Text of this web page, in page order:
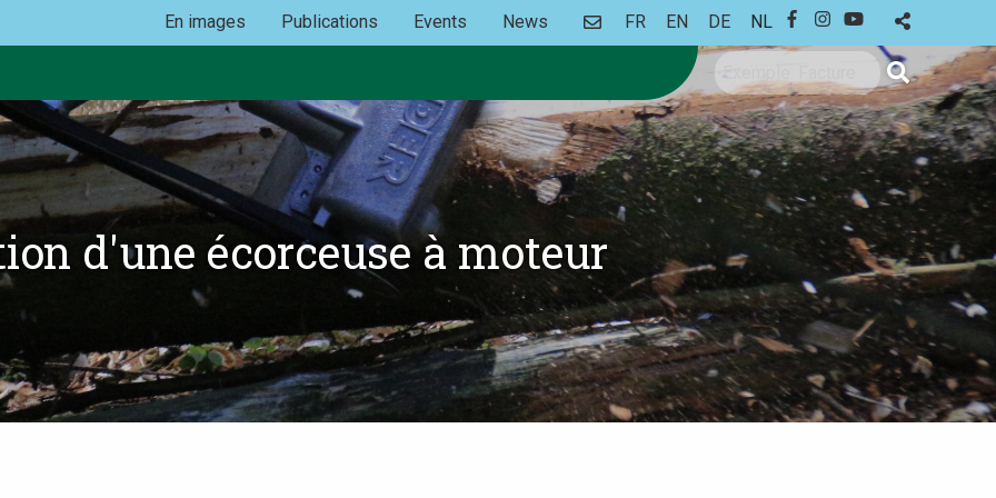
En images Publications Events News CONTACT
FR EN DE NL
FACEBOOK
INSTAGRAM
YOUTUBE
d'une écorceuse à moteur